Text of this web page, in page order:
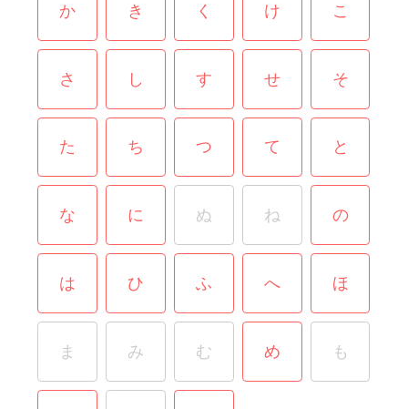
か き く け こ
さ し す せ そ
た ち つ て と
な に ぬ ね の
は ひ ふ へ ほ
ま み む め も